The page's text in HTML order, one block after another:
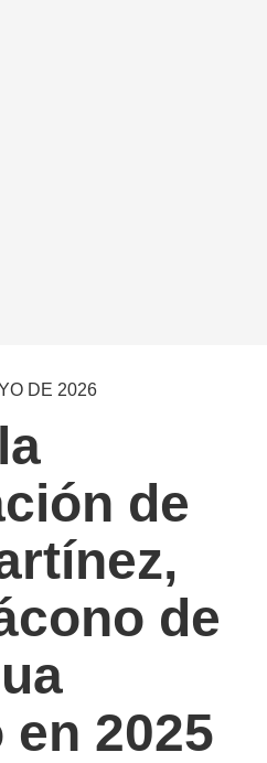
DE 2026
de
de
2025